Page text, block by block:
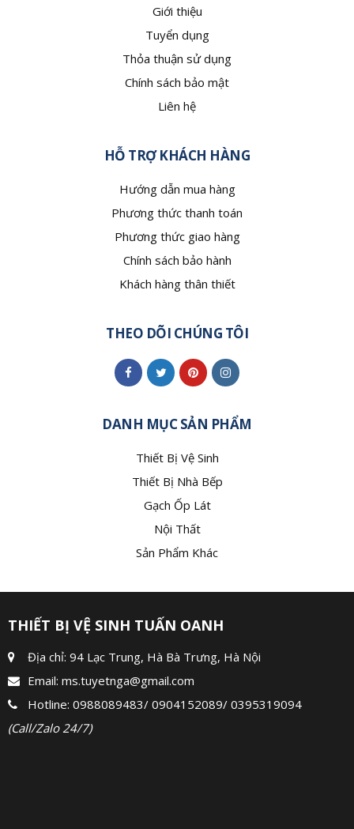
Giới thiệu
Tuyển dụng
Thỏa thuận sử dụng
Chính sách bảo mật
Liên hệ
HỖ TRỢ KHÁCH HÀNG
Hướng dẫn mua hàng
Phương thức thanh toán
Phương thức giao hàng
Chính sách bảo hành
Khách hàng thân thiết
THEO DÕI CHÚNG TÔI
DANH MỤC SẢN PHẨM
Thiết Bị Vệ Sinh
Thiết Bị Nhà Bếp
Gạch Ốp Lát
Nội Thất
Sản Phẩm Khác
THIẾT BỊ VỆ SINH TUẤN OANH
Địa chỉ: 94 Lạc Trung, Hà Bà Trưng, Hà Nội
Email: ms.tuyetnga@gmail.com
Hotline: 0988089483/ 0904152089/ 0395319094
(Call/Zalo 24/7)